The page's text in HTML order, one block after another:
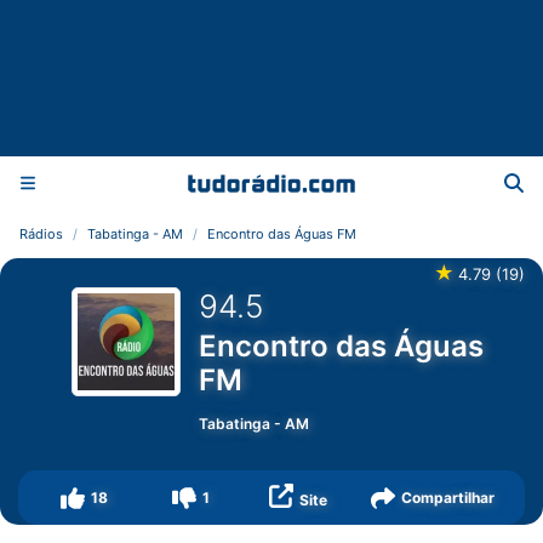
Rádios Tabatinga - AM Encontro das Águas FM
★ 4.79 (19)
94.5
Encontro das Águas
FM
Tabatinga -AM
18 1 Site Compartilhar